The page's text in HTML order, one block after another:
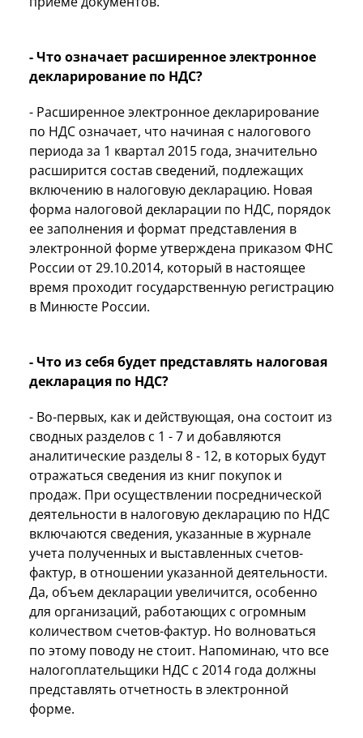
- Что означает расширенное электронное
декларирование по НДС?
- Расширенное электронное декларирование
по НДС означает, что начиная с налогового
периода за 1 квартал 2015 года, значительно
расширится состав сведений, подлежащих
включению в налоговую декларацию. Новая
форма налоговой декларации по НДС, порядок
ее заполнения и формат представления в
электронной форме утверждена приказом ФНС
России от 29.10.2014, который в настоящее
время проходит государственную регистрацию
в Минюсте России.
- Что из себя будет представлять налоговая
декларация по НДС?
- Во-первых, как и действующая, она состоит из
сводных разделов с 1 - 7 и добавляются
аналитические разделы 8 - 12, в которых будут
отражаться сведения из книг покупок и
продаж. При осуществлении посреднической
деятельности в налоговую декларацию по НДС
включаются сведения, указанные в журнале
учета полученных и выставленных счетов-
фактур, в отношении указанной деятельности.
Да, объем декларации увеличится, особенно
для организаций, работающих с огромным
количеством счетов-фактур. Но волноваться
по этому поводу не стоит. Напоминаю, что все
налогоплательщики НДС с 2014 года должны
представлять отчетность в электронной
форме.